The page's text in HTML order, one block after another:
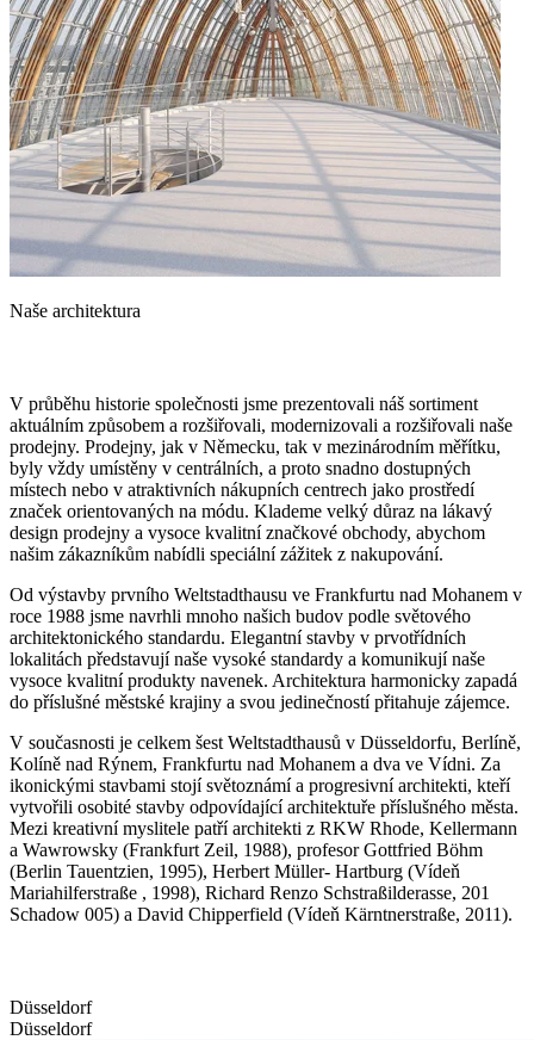
Naše architektura
V průběhu historie společnosti jsme prezentovali náš sortiment
aktuálním způsobem a rozšiřovali, modernizovali a rozšiřovali naše
prodejny. Prodejny, jak v Německu, tak v mezinárodním měřítku,
byly vždy umístěny v centrálních, a proto snadno dostupných
místech nebo v atraktivních nákupních centrech jako prostředí
značek orientovaných na módu. Klademe velký důraz na lákavý
design prodejny a vysoce kvalitní značkové obchody, abychom
našim zákazníkům nabídli speciální zážitek z nakupování.
Od výstavby prvního Weltstadthausu ve Frankfurtu nad Mohanem v
roce 1988 jsme navrhli mnoho našich budov podle světového
architektonického standardu. Elegantní stavby v prvotřídních
lokalitách představují naše vysoké standardy a komunikují naše
vysoce kvalitní produkty navenek. Architektura harmonicky zapadá
do příslušné městské krajiny a svou jedinečností přitahuje zájemce.
V současnosti je celkem šest Weltstadthausů v Düsseldorfu, Berlíně,
Kolíně nad Rýnem, Frankfurtu nad Mohanem a dva ve Vídni. Za
ikonickými stavbami stojí světoznámí a progresivní architekti, kteří
vytvořili osobité stavby odpovídající architektuře příslušného města.
Mezi kreativní myslitele patří architekti z RKW Rhode, Kellermann
a Wawrowsky (Frankfurt Zeil, 1988), profesor Gottfried Böhm
(Berlin Tauentzien, 1995), Herbert Müller- Hartburg (Vídeň
Mariahilferstraße , 1998), Richard Renzo Schstraßilderasse, 201
Schadow 005) a David Chipperfield (Vídeň Kärntnerstraße, 2011).
Düsseldorf
Düsseldorf